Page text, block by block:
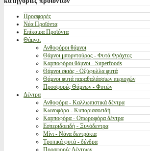
Προσφορές
Νέα Προϊόντα
Επίκαιρα Προϊόντα
Θάμνοι
Ανθοφόροι θάμνοι
Θάμνοι μπορντούρας - Φυτά Φράχτες
Καρποφόροι θάμνοι - Superfoods
Θάμνοι σκιάς - Οξύφυλλα φυτά
Θάμνοι φυτά παραθαλάσσιων περιοχών
Προσφορές Θάμνων - Φυτών
Δέντρα
Ανθοφόρα - Καλλωπιστικά δέντρα
Κωνοφόρα - Κυπαρισσοειδή
Καρποφόρα - Οπωροφόρα δέντρα
Εσπεριδοειδή - Ξυνόδεντρα
Μίνι - Νάνα δεντράκια
Τροπικά φυτά - δένδρα
Προσφορές Δέντρων